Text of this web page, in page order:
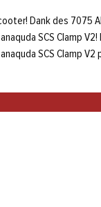
Dank des 7075
SCS Clamp
SCS Clamp